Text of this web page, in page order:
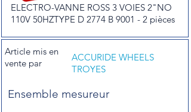
ELECTRO-VANNE ROSS 3 VOIES 2"NO
110V 50HZTYPE D 2774 B 9001 - 2 pièces
Article mis en
vente par
ACCURIDE WHEELS
TROYES
Ensemble mesureur